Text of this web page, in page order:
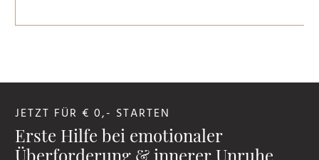
JETZT FÜR € 0,- STARTEN
Erste Hilfe bei emotionaler
Überforderung & innerer Unruhe